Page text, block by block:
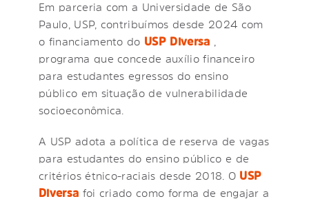
Em parceria com a Universidade de São
Paulo, USP, contribuímos desde 2024 com
o financiamento do USP Diversa
programa que concede auxílio financeiro
para estudantes egressos do ensino
público em situação de vulnerabilidade
socioeconômica.
A USP adota a política de reserva de vagas
para estudantes do ensino público e de
critérios étnico-raciais desde 2018. O USP
Diversa foi criado como forma de engajar a